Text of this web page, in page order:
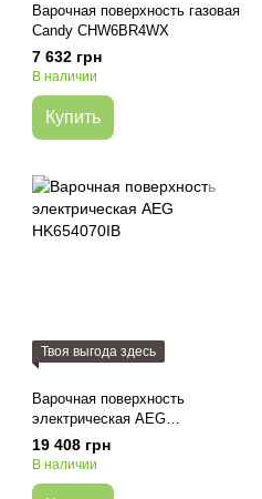
Варочная поверхность газовая
Candy CHW6BR4WX
7 632 грн
В наличии
Купить
Твоя выгода здесь
Варочная поверхность
электрическая AEG
HK654070IB
19 408 грн
В наличии